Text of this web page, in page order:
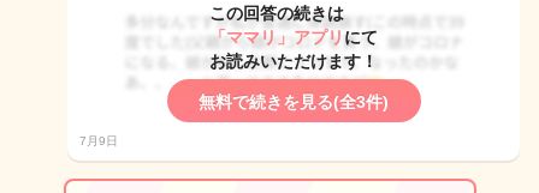
この回答の続きは
「ママリ」アプリ にて
お読みいただけます！
無料で続きを見る(全3件)
7月9日